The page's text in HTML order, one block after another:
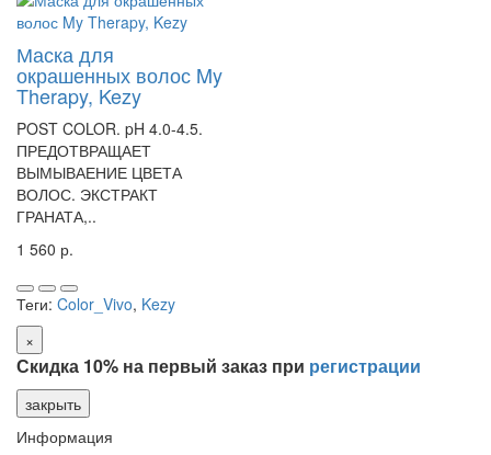
Маска для
окрашенных волос My
Therapy, Kezy
POST COLOR. pH 4.0-4.5.
ПРЕДОТВРАЩАЕТ
ВЫМЫВАЕНИЕ ЦВЕТА
ВОЛОС. ЭКСТРАКТ
ГРАНАТА,..
1 560 р.
Теги: Color_Vivo, Kezy
×
Скидка 10% на первый заказ при регистрации
закрыть
Информация